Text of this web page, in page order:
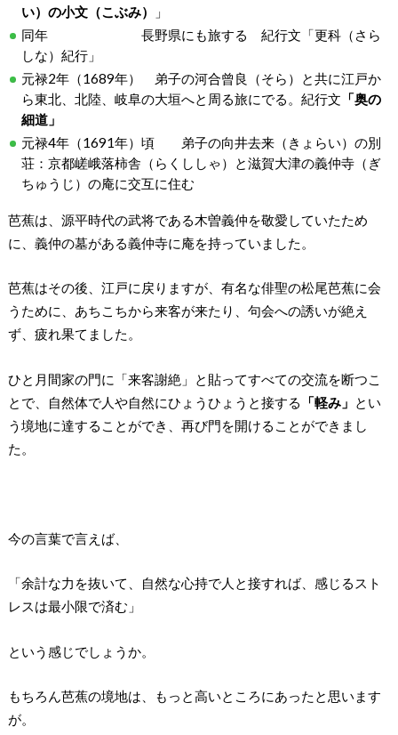
い）の小文（こぶみ）
」
同年 長野県にも旅する 紀行文「更科（さら
しな）紀行」
元禄2年（1689年） 弟子の河合曾良（そら）と共に江戸か
ら東北、北陸、岐阜の大垣へと周る旅にでる。紀行文 「奥の
細道」
元禄4年（1691年）頃 弟子の向井去来（きょらい）の別
荘：京都嵯峨落柿舎（らくししゃ）と滋賀大津の義仲寺（ぎ
ちゅうじ）の庵に交互に住む
芭蕉は、源平時代の武将である木曽義仲を敬愛していたため
に、義仲の墓がある義仲寺に庵を持っていました。
芭蕉はその後、江戸に戻りますが、有名な俳聖の松尾芭蕉に会
うために、あちこちから来客が来たり、句会への誘いが絶え
ず、疲れ果てました。
ひと月間家の門に「来客謝絶」と貼ってすべての交流を断つこ
とで、自然体で人や自然にひょうひょうと接する
「軽み」 とい
う境地に達することができ、再び門を開けることができまし
た。
今の言葉で言えば、
「余計な力を抜いて、自然な心持で人と接すれば、感じるスト
レスは最小限で済む」
という感じでしょうか。
もちろん芭蕉の境地は、もっと高いところにあったと思います
が。